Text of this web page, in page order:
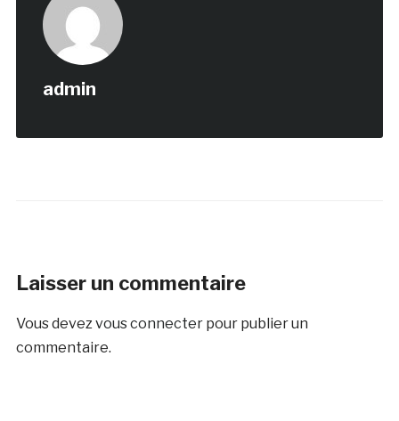
admin
Laisser un commentaire
Vous devezvous connecterpour publier un
commentaire.